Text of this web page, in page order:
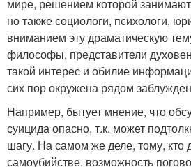
мире, решением которой
но также социологи, психологи,
вниманием эту драматическую
философы, представители
такой интерес и обилие
сих пор окружена рядом
Например, бытует мнение, что
суицида опасно, т.к. может
шагу. На самом же деле, тому, кто
самоубийстве, возможность